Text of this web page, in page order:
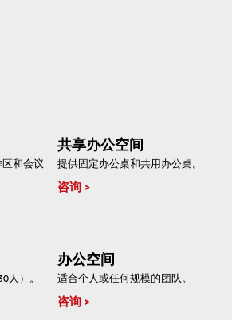
和会议
共享办公空间
提供固定办公桌和共用办公桌。
咨询
人）。
办公空间
适合个人或任何规模的团队。
咨询